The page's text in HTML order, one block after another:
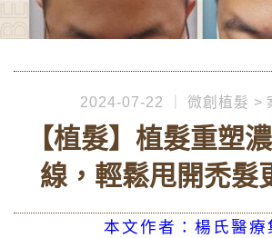
2024-07-22 微創植髮
【植髮】植髮重塑
線，輕鬆甩開禿髮
本文作者：楊氏醫療